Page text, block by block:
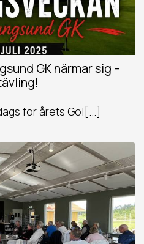
GK närmar sig –
för årets Gol[...]